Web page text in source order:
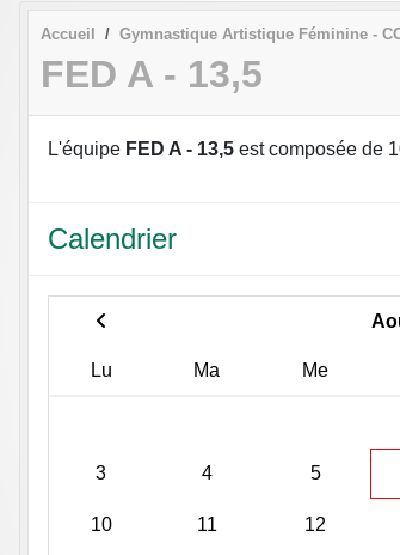
Accueil Gymnastique Artistique Féminine -
FED A - 13,5
L'équipe FED A - 13,5 est composée de
Calendrier
Lu Ma Me
3 4 5
10 11 12